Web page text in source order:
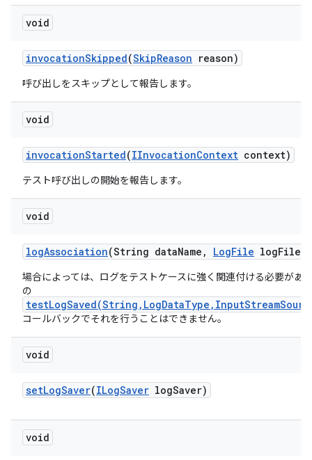
void
invocationSkipped(SkipReason reason)
呼び出しをスキップとして報告します。
void
invocationStarted(IInvocationContext context)
テスト呼び出しの開始を報告します。
void
logAssociation(String dataName , LogFile logFile)
場合によっては、ログをテストケースに強く関連付ける必要があ
の
コールバックでそれを行うことはできません。
void
setLogSaver(ILogSaver logSaver)
void